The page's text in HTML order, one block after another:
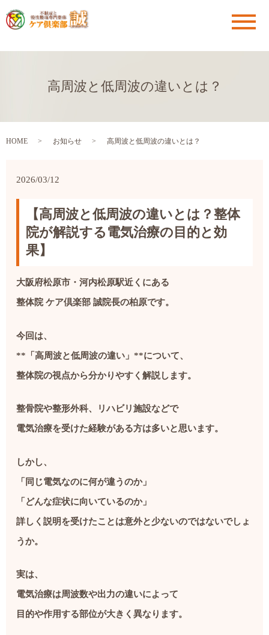
メ
高周波と低周波の違いとは？
HOME お知らせ 高周波と低周波の違いとは？
2026/03/12
【高周波と低周波の違いとは？整体
院が解説する電気治療の目的と効
果】
大阪府松原市・河内松原駅近くにある
整体院 ケア倶楽部 誠院長の柏原です。
今回は、
**「高周波と低周波の違い」**について、
整体院の視点から分かりやすく解説します。
整骨院や整形外科、リハビリ施設などで
電気治療を受けた経験がある方は多いと思います。
しかし、
「同じ電気なのに何が違うのか」
「どんな症状に向いているのか」
詳しく説明を受けたことは意外と少ないのではないでしょ
うか。
実は、
電気治療は周波数や出力の違いによって
目的や作用する部位が大きく異なります。